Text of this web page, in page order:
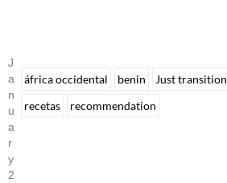
J
A
N
U
A
R
Y
2
áfrica occidental benin Just transition
recetas
recommendation